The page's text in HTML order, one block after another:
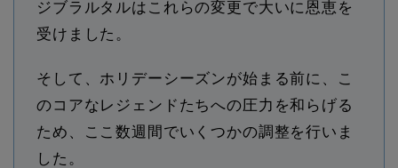
ジブラルタルはこれらの変更で大いに恩恵を
受けました。
そして、ホリデーシーズンが始まる前に、こ
のコアなレジェンドたちへの圧力を和らげる
ため、ここ数週間でいくつかの調整を行いま
した。